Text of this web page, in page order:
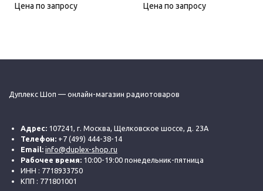
Цена по запросу
Цена по запросу
Дуплекс Шоп — онлайн-магазин радиотоваров
Адрес: 107241, г. Москва, Щелковское шоссе, д. 23А
Телефон: +7 (499) 444-38-14
Email: info@duplex-shop.ru
Рабочее время: 10:00-19:00 понедельник-пятница
ИНН : 7718933750
КПП : 771801001